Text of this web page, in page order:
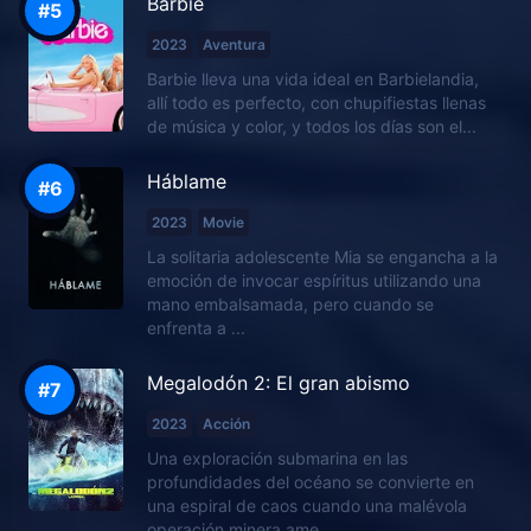
2023 Aventura
Barbie lleva una vida ideal en Barbielandia,
allí todo es perfecto, con chupifiestas llenas
de música y color, y todos los días son el...
Háblame
2023 Movie
La solitaria adolescente Mia se engancha a la
emoción de invocar espíritus utilizando una
mano embalsamada, pero cuando se
enfrenta a ...
Megalodón 2: El gran abismo
2023 Acción
Una exploración submarina en las
profundidades del océano se convierte en
una espiral de caos cuando una malévola